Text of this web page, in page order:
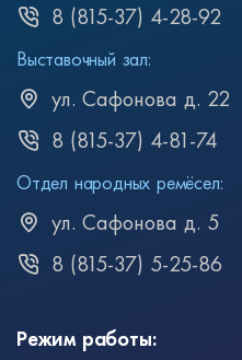
8 (815-37) 4-28-92
Выставочный зал:
ул. Сафонова д. 22
8 (815-37) 4-81-74
Отдел народных ремёсел:
ул. Сафонова д. 5
8 (815-37) 5-25-86
Режим работы: